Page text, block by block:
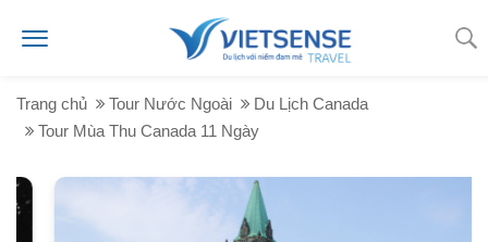
Trang chủ Tour Nước Ngoài
Du Lịch Canada
Tour Mùa Thu Canada 11 Ngày